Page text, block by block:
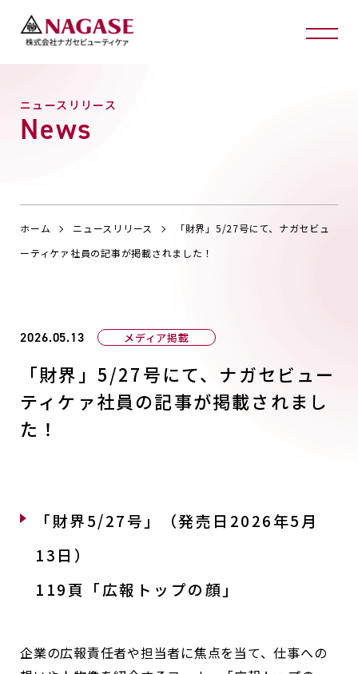
ニュースリリース
News
ホーム ニュースリリース
「財界」5/27号にて、ナガセビュ
ーティケァ社員の記事が掲載されました！
2026.05.13 メディア掲載
「財界」5/27号にて、ナガセビュー
ティケァ社員の記事が掲載されまし
た！
「財界5/27号」（発売日2026年5月
13日）
119頁「広報トップの顔」
企業の広報責任者や担当者に焦点を当て、仕事への